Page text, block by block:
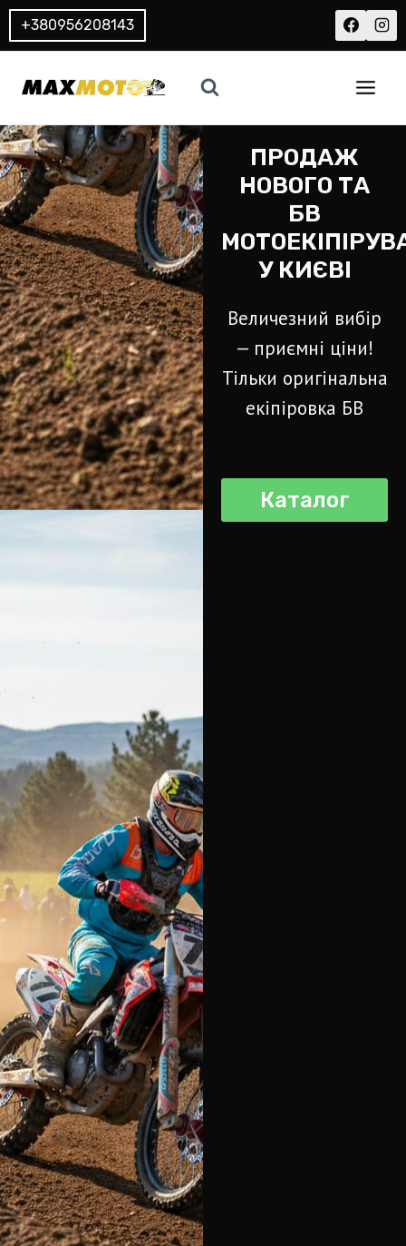
+380956208143
ПРОДАЖ
НОВОГО ТА
БВ
У КИЄВІ
Величезний вибір
— приємні ціни!
Тільки оригінальна
екіпіровка БВ
Каталог